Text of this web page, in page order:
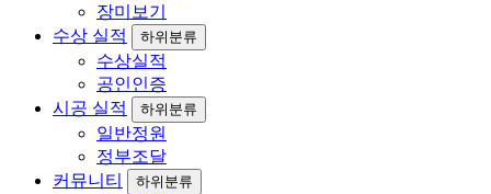
장미보기
수상 실적
하위분류
수상실적
공인인증
시공 실적
하위분류
일반정원
정부조달
커뮤니티
하위분류